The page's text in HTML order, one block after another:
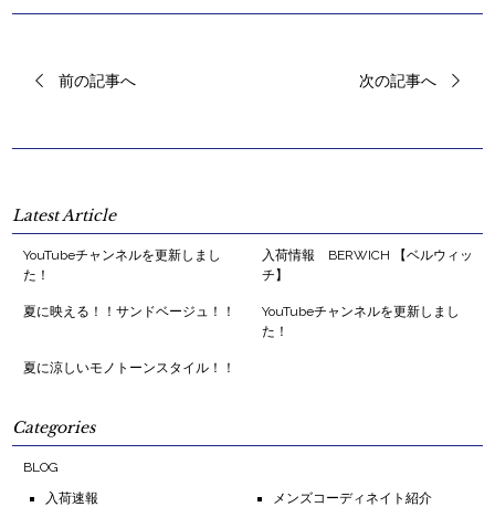
前の記事へ 次の記事へ
Latest Article
YouTubeチャンネルを更新しまし
た！
入荷情報 BERWICH 【ベルウィッ
チ】
夏に映える！！サンドベージュ！！
YouTubeチャンネルを更新しまし
た！
夏に涼しいモノトーンスタイル！！
Categories
BLOG
入荷速報
メンズコーディネイト紹介